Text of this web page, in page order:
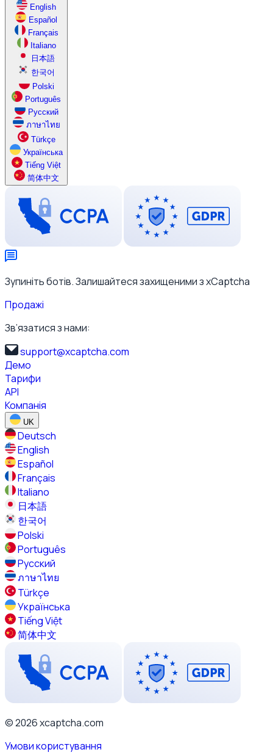
English
Español
Français
Italiano
日本語
한국어
Polski
Português
Русский
ภาษาไทย
Türkçe
Українська
Tiếng Việt
简体中文
Зупиніть ботів. Залишайтеся захищеними з xCaptcha
Продажі
Зв’язатися з нами:
support@xcaptcha.com
Демо
Тарифи
API
Компанія
UK
Deutsch
English
Español
Français
Italiano
日本語
한국어
Polski
Português
Русский
ภาษาไทย
Türkçe
Українська
Tiếng Việt
简体中文
© 2026 xcaptcha.com
Умови користування